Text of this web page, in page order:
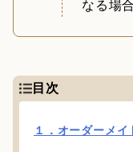
なる場
目次
１．オーダーメイ